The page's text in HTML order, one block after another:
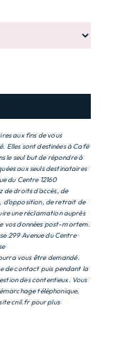
aux fins de vous
Elles sont destinées à Café
le seul but de répondre à
aux seuls destinataires
du Centre 12160
de droits d’accès, de
de retrait de
une réclamation auprès
vos données post-mortem.
299 Avenue du Centre
vous être demandé.
de contact puis pendant la
des contentieux. Vous
téléphonique,
cnil.fr pour plus